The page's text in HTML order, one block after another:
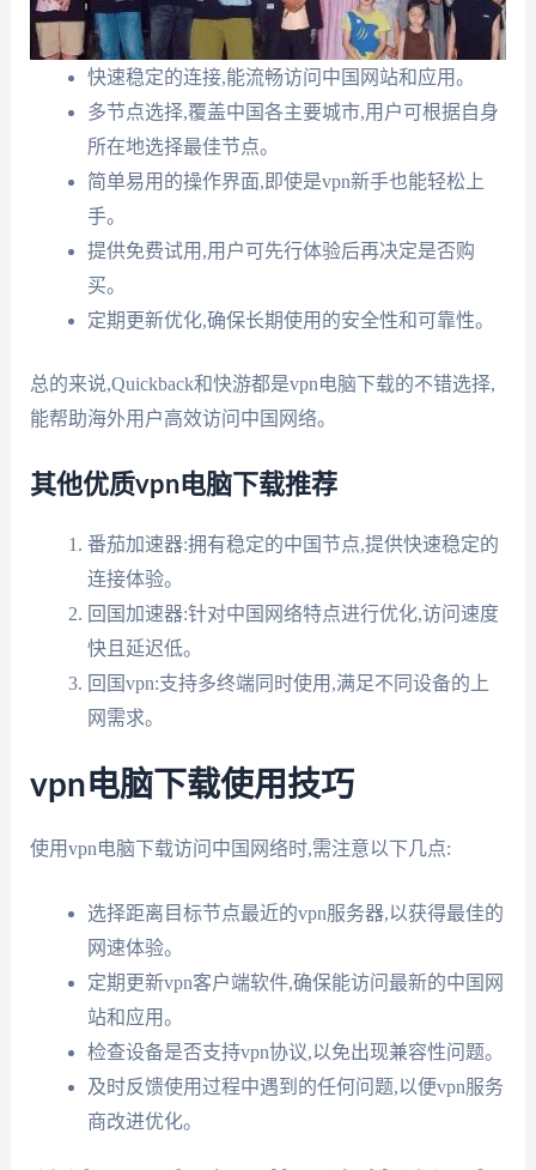
快速稳定的连接,能流畅访问中国网站和应用。
多节点选择,覆盖中国各主要城市,用户可根据自身
所在地选择最佳节点。
简单易用的操作界面,即使是vpn新手也能轻松上
手。
提供免费试用,用户可先行体验后再决定是否购
买。
定期更新优化,确保长期使用的安全性和可靠性。
总的来说,Quickback和快游都是vpn电脑下载的不错选择,
能帮助海外用户高效访问中国网络。
其他优质vpn电脑下载推荐
番茄加速器:拥有稳定的中国节点,提供快速稳定的
连接体验。
回国加速器:针对中国网络特点进行优化,访问速度
快且延迟低。
回国vpn:支持多终端同时使用,满足不同设备的上
网需求。
vpn电脑下载使用技巧
使用vpn电脑下载访问中国网络时,需注意以下几点:
选择距离目标节点最近的vpn服务器,以获得最佳的
网速体验。
定期更新vpn客户端软件,确保能访问最新的中国网
站和应用。
检查设备是否支持vpn协议,以免出现兼容性问题。
及时反馈使用过程中遇到的任何问题,以便vpn服务
商改进优化。